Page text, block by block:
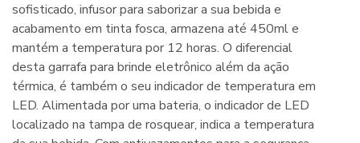
sofisticado, infusor para saborizar a sua bebida e
acabamento em tinta fosca, armazena até 450ml e
mantém a temperatura por 12 horas. O diferencial
desta garrafa para brinde eletrônico além da ação
térmica, é também o seu indicador de temperatura em
LED. Alimentada por uma bateria, o indicador de LED
localizado na tampa de rosquear, indica a temperatura